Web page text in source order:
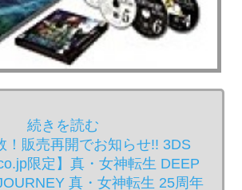
続きを読む
！販売再開でお知らせ!! 3DS
限定】真・女神転生 DEEP
真・女神転生 25周年